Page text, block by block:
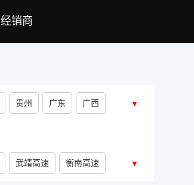
经销商
贵州 广东 广西 ▼
武靖高速 衡南高速 ▼